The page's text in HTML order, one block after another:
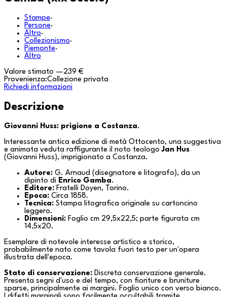
Stampe·
Persone·
Altro·
Collezionismo·
Piemonte·
Altro
Valore stimato —239 €
Provenienza:Collezione privata
Richiedi informazioni
Descrizione
Giovanni Huss: prigione a Costanza.
Interessante antica edizione di metà Ottocento, una suggestiva
e animata veduta raffigurante il noto teologoJan Hus
(Giovanni Huss), imprigionato a Costanza.
Autore: G. Arnaud (disegnatore e litografo), da un
dipinto di Enrico Gamba.
Editore: Fratelli Doyen, Torino.
Epoca: Circa 1858.
Tecnica: Stampa litografica originale su cartoncino
leggero.
Dimensioni: Foglio cm 29,5x22,5; parte figurata cm
14,5x20.
Esemplare di notevole interesse artistico e storico,
probabilmente nato come tavola fuori testo per un'opera
illustrata dell'epoca.
Stato di conservazione: Discreta conservazione generale.
Presenta segni d'uso e del tempo, con fioriture e bruniture
sparse, principalmente ai margini. Foglio unico con verso bianco.